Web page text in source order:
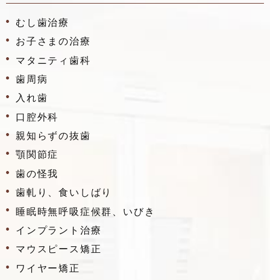
むし歯治療
お子さまの治療
マタニティ歯科
歯周病
入れ歯
口腔外科
親知らずの抜歯
顎関節症
歯の怪我
歯軋り、食いしばり
睡眠時無呼吸症候群、いびき
インプラント治療
マウスピース矯正
ワイヤー矯正